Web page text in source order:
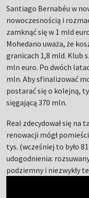
Santiago Bernabéu w
nowoczesnością i
zamknąć się w 1 mld
Mohedano uważa, że
granicach 1,8 mld. Klub
mln euro. Po dwóch
mln. Aby sfinalizować
postarać się o kolejną,
sięgającą 370 mln.
Real zdecydował się na
renowacji mógł
tys. (wcześniej to było
udogodnienia:
podziemny i niezwykły